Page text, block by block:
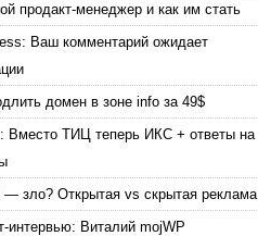
продакт-менеджер и как им стать
Ваш комментарий ожидает
домен в зоне info за 49$
Вместо ТИЦ теперь ИКС + ответы на
— зло? Открытая vs скрытая реклама
интервью: Виталий mojWP